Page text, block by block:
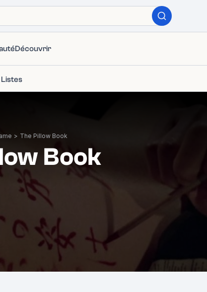
Découvrir
Listes
> The Pillow Book
Book